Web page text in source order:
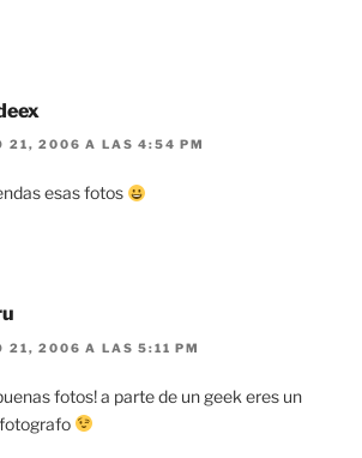
21, 2006 A LAS 4:54 PM
esas fotos
21, 2006 A LAS 5:11 PM
fotos! a parte de un geek eres un